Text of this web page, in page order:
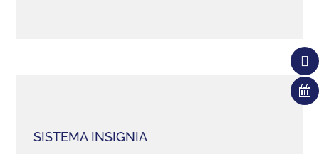
SISTEMA INSIGNIA